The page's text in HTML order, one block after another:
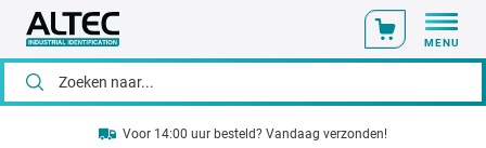
MENU
Voor 14:00 uur besteld? Vandaag verzonden!